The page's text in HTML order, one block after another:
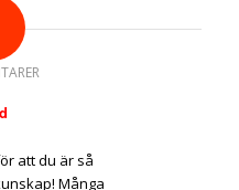
att du är så
Många